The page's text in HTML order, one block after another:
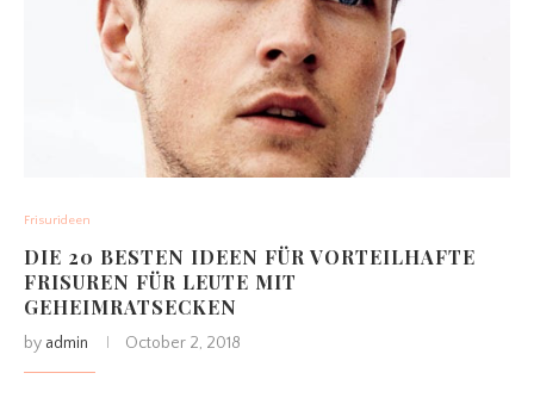
Frisurideen
DIE 20 BESTEN IDEEN FÜR VORTEILHAFTE
FRISUREN FÜR LEUTE MIT
GEHEIMRATSECKEN
by admin October 2, 2018